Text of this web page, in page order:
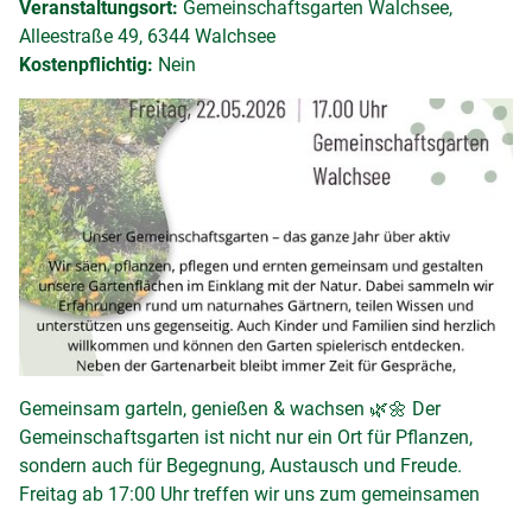
Veranstaltungsort: Gemeinschaftsgarten Walchsee,
Alleestraße 49, 6344 Walchsee
Kostenpflichtig: Nein
Gemeinsam garteln, genießen & wachsen 🌿🌼 Der
Gemeinschaftsgarten ist nicht nur ein Ort für Pflanzen,
sondern auch für Begegnung, Austausch und Freude.
Freitag ab 17:00 Uhr treffen wir uns zum gemeinsamen